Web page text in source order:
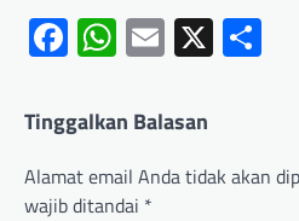
Facebook
WhatsApp
Email
X
Tinggalkan Balasan
Alamat email Anda tidak akan
wajib ditandai *